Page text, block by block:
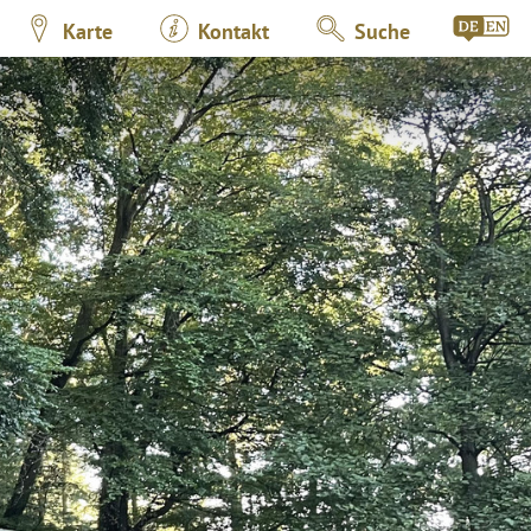
Karte Kontakt Suche